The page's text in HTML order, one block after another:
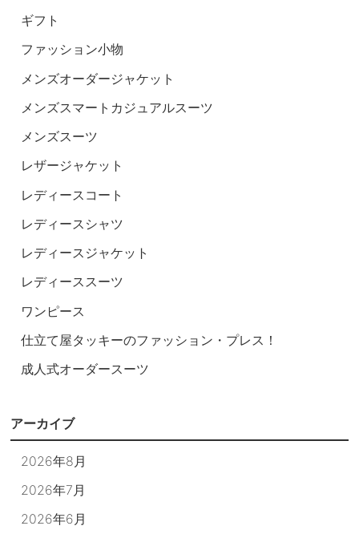
ギフト
ファッション小物
メンズオーダージャケット
メンズスマートカジュアルスーツ
メンズスーツ
レザージャケット
レディースコート
レディースシャツ
レディースジャケット
レディーススーツ
ワンピース
仕立て屋タッキーのファッション・プレス！
成人式オーダースーツ
アーカイブ
2026年8月
2026年7月
2026年6月